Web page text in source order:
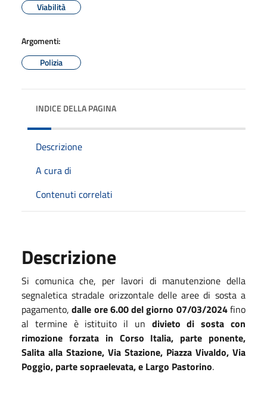
Viabilità
Argomenti:
Polizia
INDICE DELLA PAGINA
Descrizione
A cura di
Contenuti correlati
Descrizione
Si comunica che, per lavori di manutenzione della
segnaletica stradale orizzontale delle aree di sosta a
pagamento,dalle ore 6.00 del giorno 07/03/2024fino
al termine è istituito il un divieto di sosta con
rimozione forzata in Corso Italia, parte ponente,
Salita alla Stazione, Via Stazione, Piazza Vivaldo, Via
Poggio, parte sopraelevata, e Largo Pastorino.